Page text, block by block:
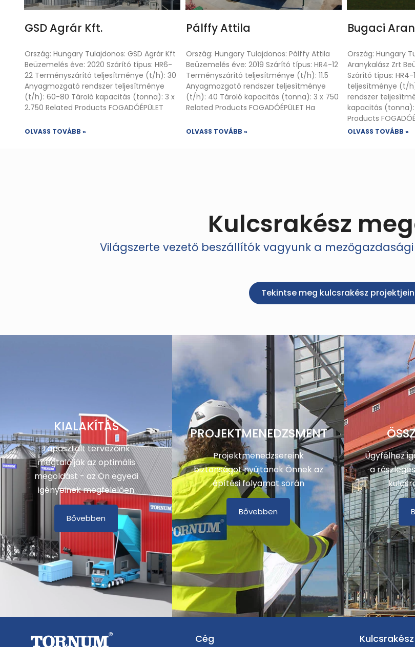
GSD Agrár Kft.
Ország: Hungary Tulajdonos: GSD Agrár Kft
Beüzemelés éve: 2020 Szárító típus: HR6-
22 Terményszárító teljesítménye (t/h): 30
Anyagmozgató rendszer teljesítménye
(t/h): 60-80 Tároló kapacitás (tonna): 3 x
2.750 Related Products FOGADÓÉPÜLET
OLVASS TOVÁBB »
Pálffy Attila
Ország: Hungary Tulajdonos: Pálffy Attila
Beüzemelés éve: 2019 Szárító típus: HR4-12
Terményszárító teljesítménye (t/h): 11.5
Anyagmozgató rendszer teljesítménye
(t/h): 40 Tároló kapacitás (tonna): 3 x 750
Related Products FOGADÓÉPÜLET Ha
OLVASS TOVÁBB »
Bugaci
Ország: Hungary
Aranykalász Zrt
Szárító típus:
teljesítménye (t/
rendszer
kapacitás (tonna):
Products
OLVASS TOVÁBB »
Kulcsrakész
Világszerte vezető beszállítók vagyunk a
Tekintse meg kulcsrakész
KIALAKÍTÁS
Tapasztalt tervezőink
megtalálják az optimális
megoldást - az Ön egyedi
igényeinek megfelelően
Bővebben
PROJEKTMENEDZSMENT
Projektmenedzsereink
biztonságot nyújtanak Önnek az
építési folyamat során
Bővebben
Ügyfélhez
a
Cég